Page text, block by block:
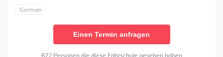
German
Einen Termin anfragen
622 Personen die diese Fahrschule gesehen haben